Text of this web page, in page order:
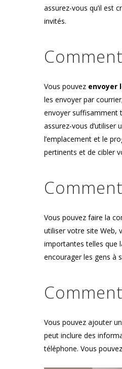
assurez-vous qu’il est
invités.
Vous pouvez envoyer
les envoyer par
envoyer suffisamment
assurez-vous d’utiliser
l’emplacement et le
pertinents et de cibler
Vous pouvez faire la
utiliser votre site Web,
importantes telles que
encourager les gens à
Vous pouvez ajouter
peut inclure des
téléphone. Vous